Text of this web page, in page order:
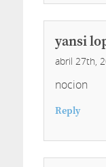
yansi
abril 27th,
nocion
Reply